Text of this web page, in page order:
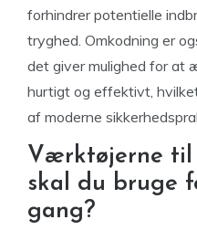
forhindrer potentielle
tryghed. Omkodning er
det giver mulighed for at
hurtigt og effektivt,
af moderne
Værktøjerne til
skal du bruge
gang?